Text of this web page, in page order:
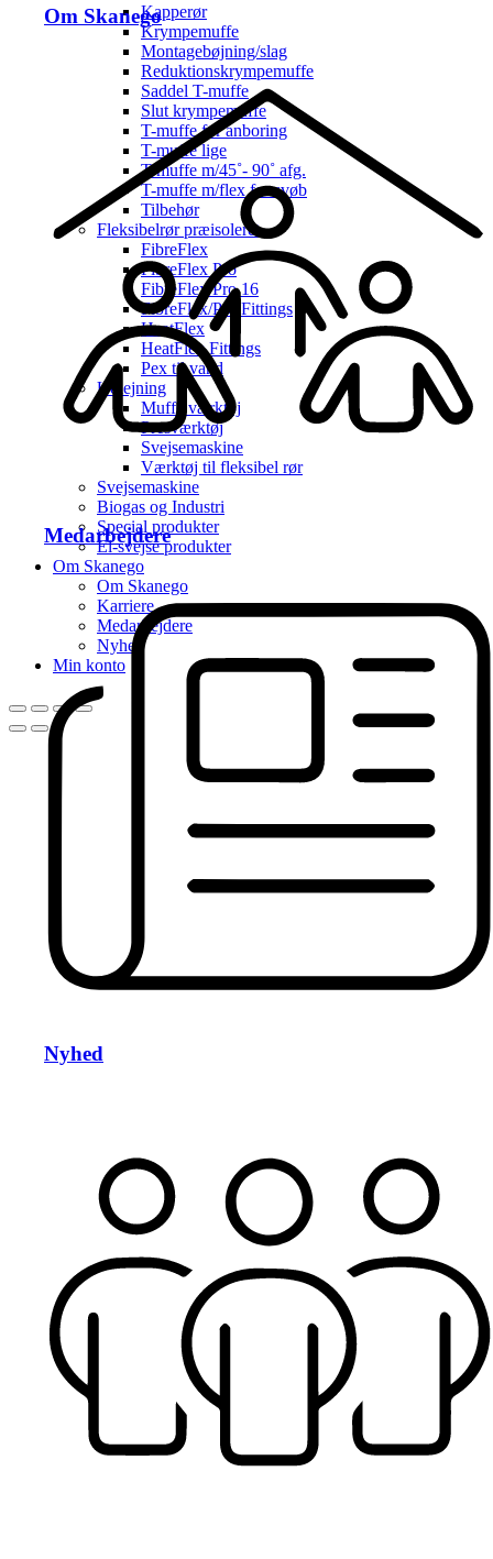
Om Skanego
Medarbejdere
Nyhed
Kapperør
Krympemuffe
Montagebøjning/slag
Reduktionskrympemuffe
Saddel T-muffe
Slut krympemuffe
T-muffe for anboring
T-muffe lige
T-muffe m/45˚- 90˚ afg.
T-muffe m/flex for svøb
Tilbehør
Fleksibelrør præisoleret
FibreFlex
FibreFlex Pro
FibreFlex Pro 16
FibreFlex/Pro Fittings
HeatFlex
HeatFlex Fittings
Pex til vand
Udlejning
Muffe værktøj
Presværktøj
Svejsemaskine
Værktøj til fleksibel rør
Svejsemaskine
Biogas og Industri
Special produkter
El-svejse produkter
Om Skanego
Om Skanego
Karriere
Medarbejdere
Nyhed
Min konto